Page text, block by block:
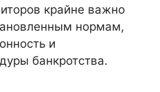
крайне важно
нормам,
и
банкротства.